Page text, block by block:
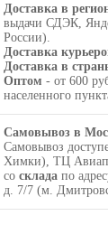
Доставка в
выдачи СДЭК,
России).
Доставка
Доставка в
Оптом - от 600
населенного
Самовывоз в
Самовывоз
Химки), ТЦ
со склада по
д. 7/7 (м.